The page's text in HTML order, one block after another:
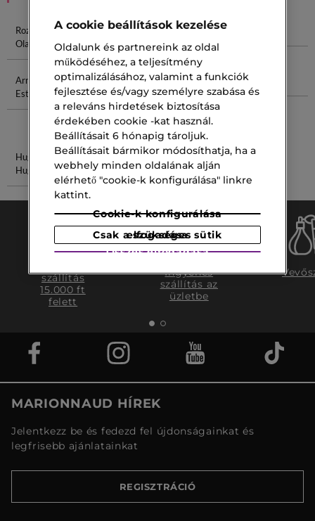
Rozmaring
Olaj
Argán Olaj Glicerin Olaj
Armani Code
Est
Versace Eros
Homme
Eau De
Toilette
Giorgio
Armani
Sisley Luna
Hugo Boss
Hugo Illatok
Primer 30 Ml
szállítás
15.000 ft
felett
Ingyenes
szállítás az
üzletbe
MARIONNAUD HÍREK
Jelentkezz be és fedezd fel újdonságainkat és
legfrisebb ajánlatainkat
REGISZTRÁCIÓ
A cookie beállítások kezelése
Oldalunk és partnereink az oldal
működéséhez, a teljesítmény
optimalizálásához, valamint a funkciók
fejlesztése és/vagy személyre szabása és
a releváns hirdetések biztosítása
érdekében cookie -kat használ.
Beállításait 6 hónapig tároljuk.
Beállításait bármikor módosíthatja, ha a
webhely minden oldalának alján
elérhető "cookie-k konfigurálása" linkre
kattint.
Cookie-k konfigurálása
Csak a szükséges sütik elfogadása
Összes elfogadása